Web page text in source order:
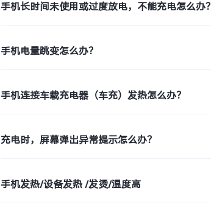
手机长时间未使用或过度放电，不能充电怎么办？
手机电量跳变怎么办？
手机连接车载充电器（车充）发热怎么办？
充电时，屏幕弹出异常提示怎么办？
手机发热/设备发热 /发烫/温度高